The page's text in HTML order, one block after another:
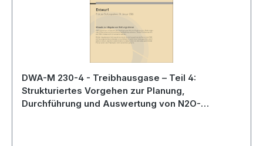
DWA-M 230-4 - Treibhausgase – Teil 4:
Strukturiertes Vorgehen zur Planung,
Durchführung und Auswertung von N2O-